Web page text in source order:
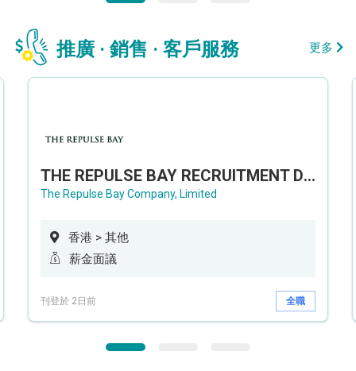
推廣 · 銷售 · 客戶服務 更多
THE REPULSE BAY RECRUITMENT DAY 淺水灣影灣園人才招聘會
The Repulse Bay Company, Limited
香港 > 其他
薪金面議
刊登於 2日前 全職